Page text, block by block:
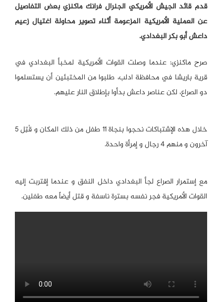
قدم قائد الجيش الأمريكي الجنرال فرانك ماكنزي بعض التفاصيل
عن العملية الأمريكية المزعومة أثناء تصوير محاولة اغتيال زعيم
داعش أبو بكر البغدادي.
صرح ماكنزي: عندما وصلت القوات الأمريكية لمخبأ البغدادي في
قرية باريشا في محافظة ادلب، طلبوا من المختبئين أن يستسلموا
دو الصراع، لكن عناصر داعش بدأوا بإطلاق النار عليهم.
خلال هذه الإشتباكات نحجوا بنجاة ١١ طفل من ذلك المكان و قُتِل ٥
آخرون و منهم ٤ رجال و إمرأة واحدة.
مع إستمرار الصراع لجأ البغدادي داخل النفق و عندما إقتربت إليه
القوات الأمريكية فجر نفسه بسترة ناسفة و قتل أيضاً معه طفلين.